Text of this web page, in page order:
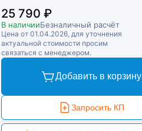
25 790 ₽
В наличииБезналичный расчёт
Цена от 01.04.2026, для уточнения
актуальной стоимости просим
связаться с менеджером.
Добавить в корзину
Запросить КП